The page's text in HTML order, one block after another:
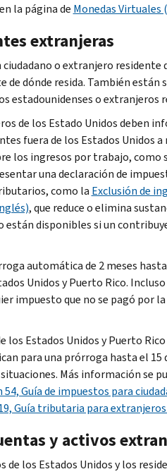
la página de Monedas Virtuales
extranjeras
o extranjero residente
dónde resida. También
estadounidenses o extranjeros
de los Estado Unidos deben
fuera de los Estados Unidos
los ingresos por trabajo, como
una declaración de
como la Exclusión de
, que reduce o elimina
disponibles si un
automática de 2 meses
Unidos y Puerto Rico.
impuesto que no se pagó por
los Estados Unidos y Puerto
para una prórroga hasta el 15
Más información se
54, Guía de impuestos para
Guía tributaria para
y activos
de los Estados Unidos y los